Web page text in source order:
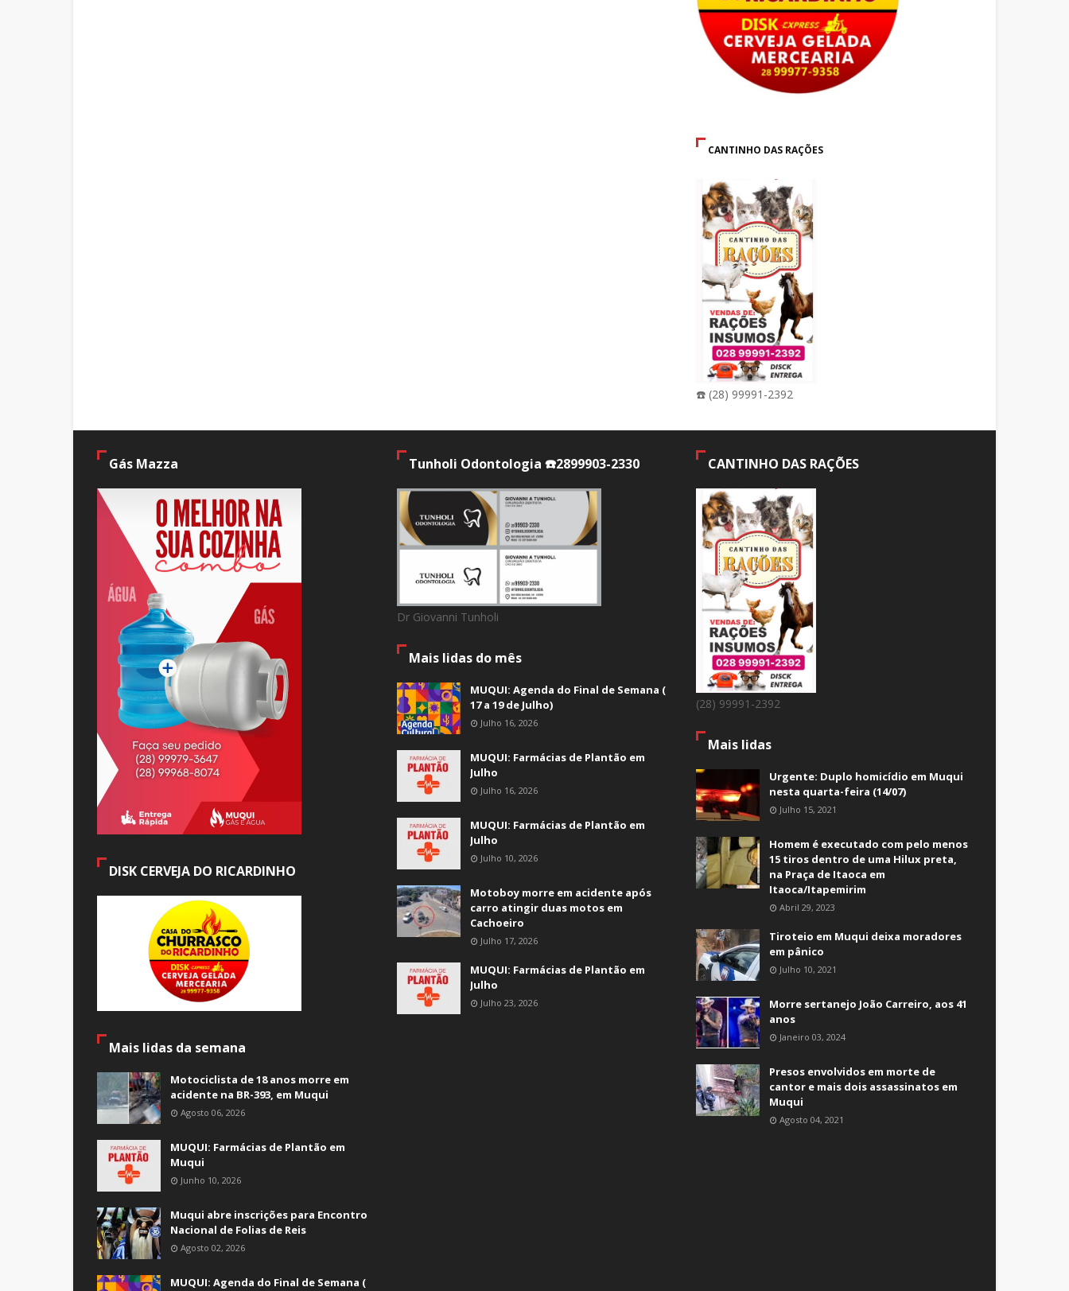
CANTINHO DAS RAÇÕES
☎️ (28) 99991-2392
Gás Mazza
DISK CERVEJA DO RICARDINHO
Mais lidas da semana
Motociclista de 18 anos morre em
acidente na BR-393, em Muqui
Agosto 06, 2026
MUQUI: Farmácias de Plantão em
Muqui
Junho 10, 2026
Muqui abre inscrições para Encontro
Nacional de Folias de Reis
Agosto 02, 2026
MUQUI: Agenda do Final de Semana (
Tunholi Odontologia ☎️2899903-2330
Dr Giovanni Tunholi
Mais lidas do mês
MUQUI: Agenda do Final de Semana (
17 a 19 de Julho)
Julho 16, 2026
MUQUI: Farmácias de Plantão em
Julho
Julho 16, 2026
MUQUI: Farmácias de Plantão em
Julho
Julho 10, 2026
Motoboy morre em acidente após
carro atingir duas motos em
Cachoeiro
Julho 17, 2026
MUQUI: Farmácias de Plantão em
Julho
Julho 23, 2026
CANTINHO DAS RAÇÕES
(28) 99991-2392
Mais lidas
Urgente: Duplo homicídio em Muqui
nesta quarta-feira (14/07)
Julho 15, 2021
Homem é executado com pelo menos
15 tiros dentro de uma Hilux preta,
na Praça de Itaoca em
Itaoca/Itapemirim
Abril 29, 2023
Tiroteio em Muqui deixa moradores
em pânico
Julho 10, 2021
Morre sertanejo João Carreiro, aos 41
anos
Janeiro 03, 2024
Presos envolvidos em morte de
cantor e mais dois assassinatos em
Muqui
Agosto 04, 2021